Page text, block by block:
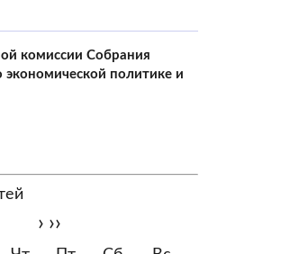
комиссии Собрания
экономической политике и
› ››